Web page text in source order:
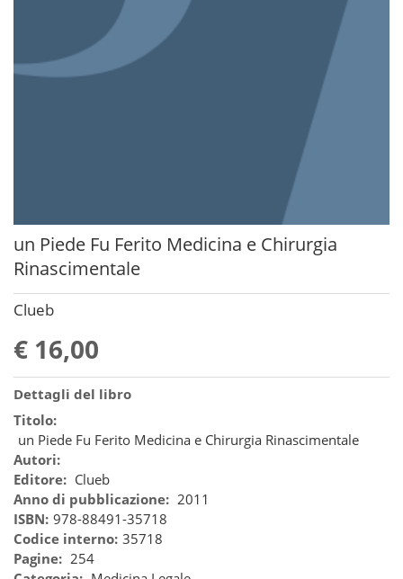
un Piede Fu Ferito Medicina e Chirurgia
Rinascimentale
Clueb
€ 16,00
Dettagli del libro
Titolo:
un Piede Fu Ferito Medicina e Chirurgia Rinascimentale
Autori:
Editore: Clueb
Anno di pubblicazione: 2011
ISBN: 978-88491-35718
Codice interno: 35718
Pagine: 254